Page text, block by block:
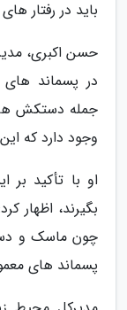
باید در رفتار
حسن اکبری،
در پسماند های
جمله دستکش ها
وجود دارد که
او با تأکید بر
بگیرند، اظهار
چون ماسک و
پسماند های